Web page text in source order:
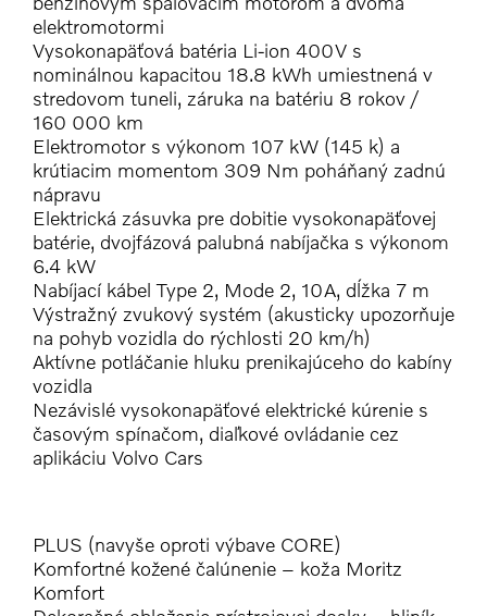
elektromotormi
Vysokonapäťová batéria Li-ion 400V s
nominálnou kapacitou 18.8 kWh umiestnená v
stredovom tuneli, záruka na batériu 8 rokov /
160 000 km
Elektromotor s výkonom 107 kW (145 k) a
krútiacim momentom 309 Nm poháňaný zadnú
nápravu
Elektrická zásuvka pre dobitie vysokonapäťovej
batérie, dvojfázová palubná nabíjačka s výkonom
6.4 kW
Nabíjací kábel Type 2, Mode 2, 10A, dĺžka 7 m
Výstražný zvukový systém (akusticky upozorňuje
na pohyb vozidla do rýchlosti 20 km/h)
Aktívne potláčanie hluku prenikajúceho do kabíny
vozidla
Nezávislé vysokonapäťové elektrické kúrenie s
časovým spínačom, diaľkové ovládanie cez
aplikáciu Volvo Cars
PLUS (navyše oproti výbave CORE)
Komfortné kožené čalúnenie – koža Moritz
Komfort